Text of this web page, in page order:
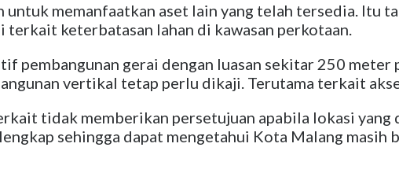
memanfaatkan aset lain yang telah tersedia. Itu
keterbatasan lahan di kawasan perkotaan.
pembangunan gerai dengan luasan sekitar 250
vertikal tetap perlu dikaji. Terutama terkait
tidak memberikan persetujuan apabila lokasi
sehingga dapat mengetahui Kota Malang masih